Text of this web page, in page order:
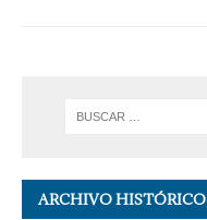
ARCHIVO HISTÓRICO